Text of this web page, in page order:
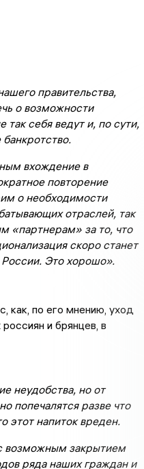
правительства,
о возможности
себя ведут и, по сути,
вхождение в
повторение
о необходимости
отраслей, так
«партнерам» за то, что
скоро станет
Это хорошо».
как, по его мнению, уход
и брянцев, в
неудобства, но от
попечалятся разве что
этот напиток вреден.
возможным закрытием
ряда наших граждан и